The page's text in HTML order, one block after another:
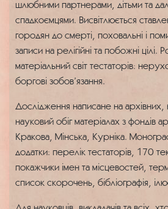
шлюбними партнерами, дітьми та
спадкоємцями. Висвітлюється
городян до смерті, поховальні і
записи на релігійні та побожні цілі.
матеріальний світ тестаторів:
боргові зобов’язання.
Дослідження написане на
науковий обіг матеріалах з фондів
Кракова, Мінська, Курніка.
додатки: перелік тестаторів, 170
покажчики імен та місцевостей,
список скорочень, бібліографія,